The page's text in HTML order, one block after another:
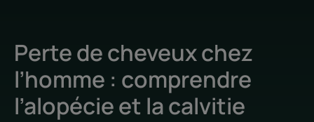
Perte de cheveux chez
l’homme : comprendre
l’alopécie et la calvitie